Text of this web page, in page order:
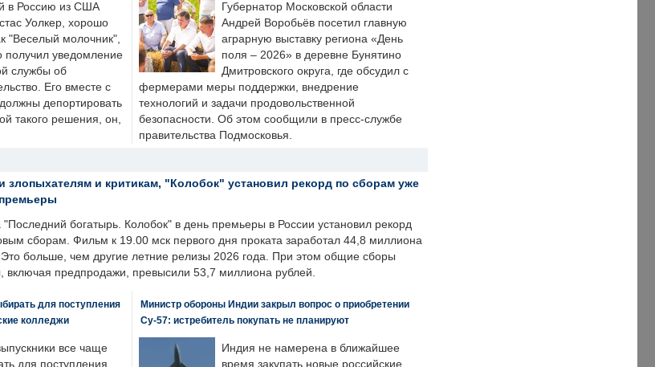
в Россию из США
Уолкер, хорошо
"Веселый молочник",
получил уведомление
службы об
Его вместе с
депортировать
такого решения, он,
Губернатор Московской области
Андрей Воробьёв посетил главную
аграрную выставку региона «День
поля – 2026» в деревне Бунятино
Дмитровского округа, где обсудил с
фермерами меры поддержки, внедрение
технологий и задачи продовольственной
безопасности. Об этом сообщили в пресс-службе
правительства Подмосковья.
злопыхателям и критикам, "Колобок" установил рекорд по сборам уже
"Последний богатырь. Колобок" в день премьеры в России установил рекорд
сборам. Фильм к 19.00 мск первого дня проката заработал 44,8 миллиона
Это больше, чем другие летние релизы 2026 года. При этом общие сборы
включая предпродажи, превысили 53,7 миллиона рублей.
для поступления
колледжи
все чаще
для поступления
Министр обороны Индии закрыл вопрос о приобретении
Су-57: истребитель покупать не планируют
Индия не намерена в ближайшее
время закупать новые российские